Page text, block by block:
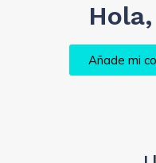
Añade mi